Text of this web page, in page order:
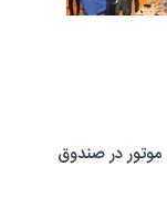
در صندوق